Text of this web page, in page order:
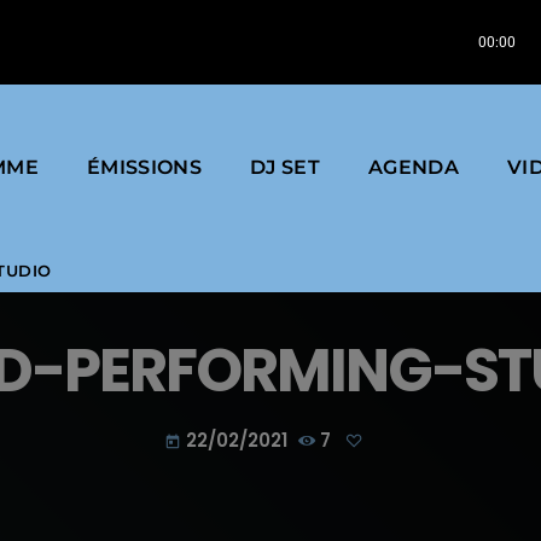
00:00
ÉMISSIONS DJ SET AGENDA
PERFORMING-
today 22/02/2021 7